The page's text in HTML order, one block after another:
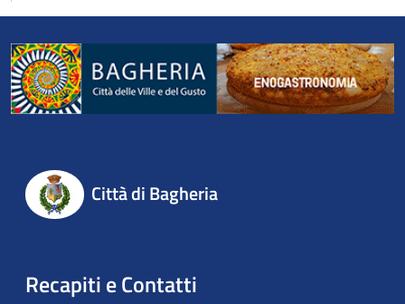
Città di Bagheria
Recapiti e Contatti